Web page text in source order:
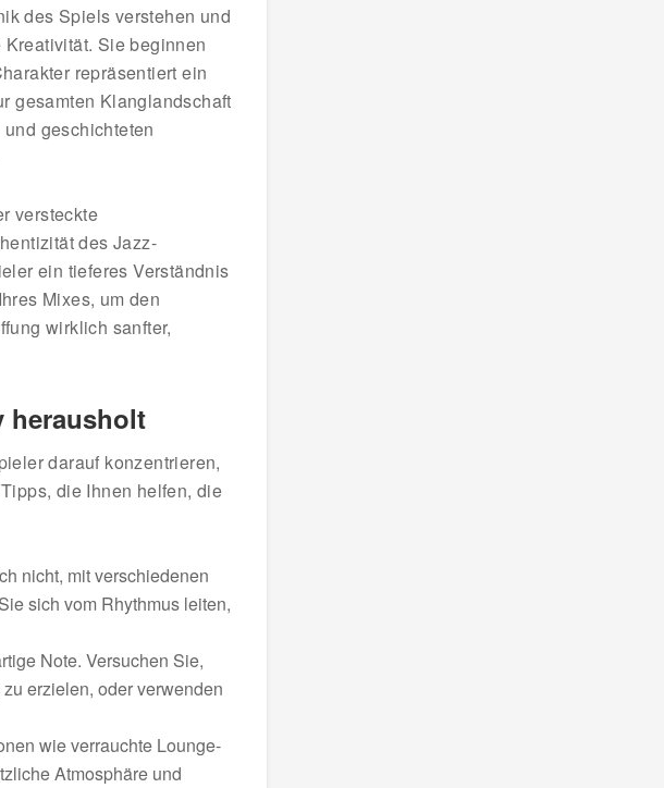
des Spiels verstehen und
Sie beginnen
repräsentiert ein
gesamten Klanglandschaft
geschichteten
versteckte
des Jazz-
ein tieferes Verständnis
Mixes, um den
wirklich sanfter,
herausholt
darauf konzentrieren,
die Ihnen helfen, die
nicht, mit verschiedenen
sich vom Rhythmus leiten,
Note. Versuchen Sie,
erzielen, oder verwenden
wie verrauchte Lounge-
Atmosphäre und